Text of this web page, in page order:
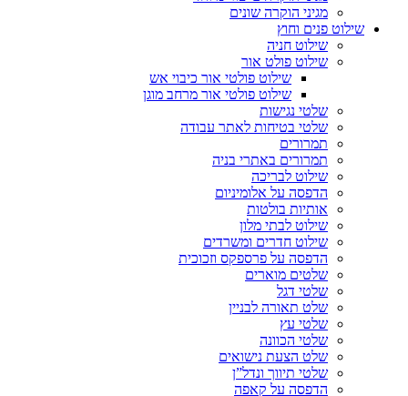
מגיני הוקרה שונים
שילוט פנים וחוץ
שילוט חניה
שילוט פולט אור
שילוט פולטי אור כיבוי אש
שילוט פולטי אור מרחב מוגן
שלטי נגישות
שלטי בטיחות לאתר עבודה
תמרורים
תמרורים באתרי בניה
שילוט לבריכה
הדפסה על אלומיניום
אותיות בולטות
שילוט לבתי מלון
שילוט חדרים ומשרדים
הדפסה על פרספקס וזכוכית
שלטים מוארים
שלטי דגל
שלט תאורה לבניין
שלטי עץ
שלטי הכוונה
שלט הצעת נישואים
שלטי תיווך ונדל”ן
הדפסה על קאפה